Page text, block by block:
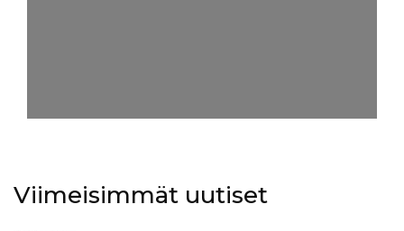
Viimeisimmät uutiset